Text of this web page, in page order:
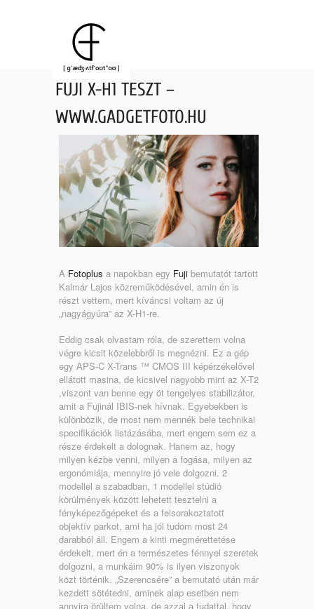
FUJI X-H1 TESZT –
WWW.GADGETFOTO.HU
A Fotoplus a napokban egy Fuji bemutatót tartott
Kalmár Lajos közreműködésével, amin én is
részt vettem, mert kíváncsi voltam az új
„nagyágyúra” az X-H1-re.
Eddig csak olvastam róla, de szerettem volna
végre kicsit közelebbről is megnézni. Ez a gép
egy APS-C X-Trans ™ CMOS III képérzékelővel
ellátott masina, de kicsivel nagyobb mint az X-T2
,viszont van benne egy öt tengelyes stabilizátor,
amit a Fujinál IBIS-nek hívnak. Egyebekben is
különbözik, de most nem mennék bele technikai
specifikációk listázásába, mert engem sem ez a
része érdekelt a dolognak. Hanem az, hogy
milyen kézbe venni, milyen a fogása, milyen az
ergonómiája, mennyire jó vele dolgozni. 2
modellel a szabadban, 1 modellel stúdió
körülmények között lehetett tesztelni a
fényképezőgépeket és a felsorakoztatott
objektív parkot, ami ha jól tudom most 24
darabból áll. Engem a kinti megmérettetése
érdekelt, mert én a természetes fénnyel szeretek
dolgozni, a munkáim 90% is ilyen viszonyok
közt történik. „Szerencsére” a bemutató után már
kezdett sötétedni, aminek alap esetben nem
annyira örültem volna, de azzal a tudattal, hogy